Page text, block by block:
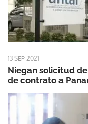
13 SEP 2021
Niegan solicitud
de contrato a